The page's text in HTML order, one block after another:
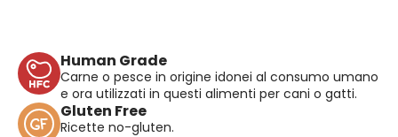
Human Grade
Carne o pesce in origine idonei al consumo umano
e ora utilizzati in questi alimenti per cani o gatti.
Gluten Free
Ricette no-gluten.